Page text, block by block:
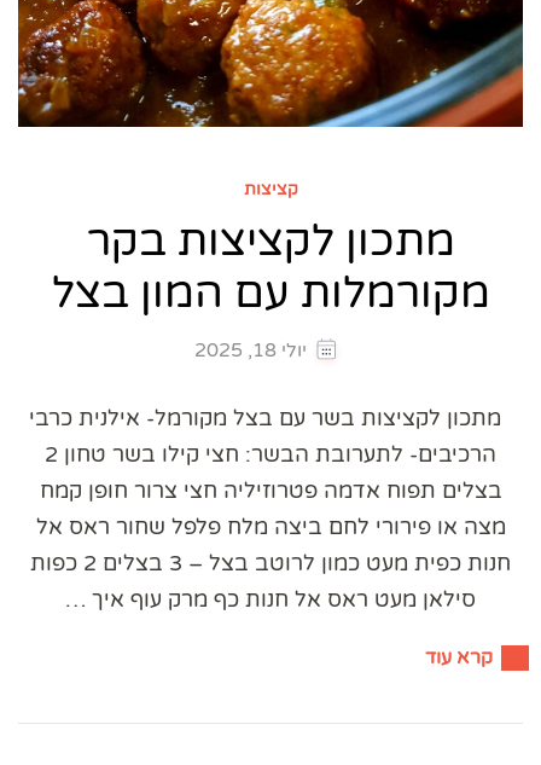
קציצות
מתכון לקציצות בקר
מקורמלות עם המון בצל
יולי 18, 2025
מתכון לקציצות בשר עם בצל מקורמל- אילנית כרבי
הרכיבים- לתערובת הבשר: חצי קילו בשר טחון 2
בצלים תפוח אדמה פטרוזיליה חצי צרור חופן קמח
מצה או פירורי לחם ביצה מלח פלפל שחור ראס אל
חנות כפית מעט כמון לרוטב בצל – 3 בצלים 2 כפות
סילאן מעט ראס אל חנות כף מרק עוף איך …
קרא עוד